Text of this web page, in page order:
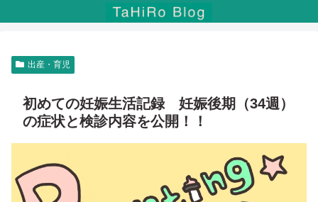
出産・育児
初めての妊娠生活記録 妊娠後期（34週）
の症状と検診内容を公開！！